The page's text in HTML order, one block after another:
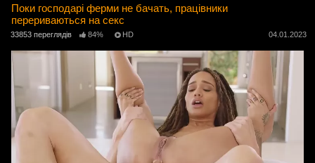
Поки господарі ферми не бачать, працівники
перериваються на секс
33853 переглядів 84% HD 04.01.2023